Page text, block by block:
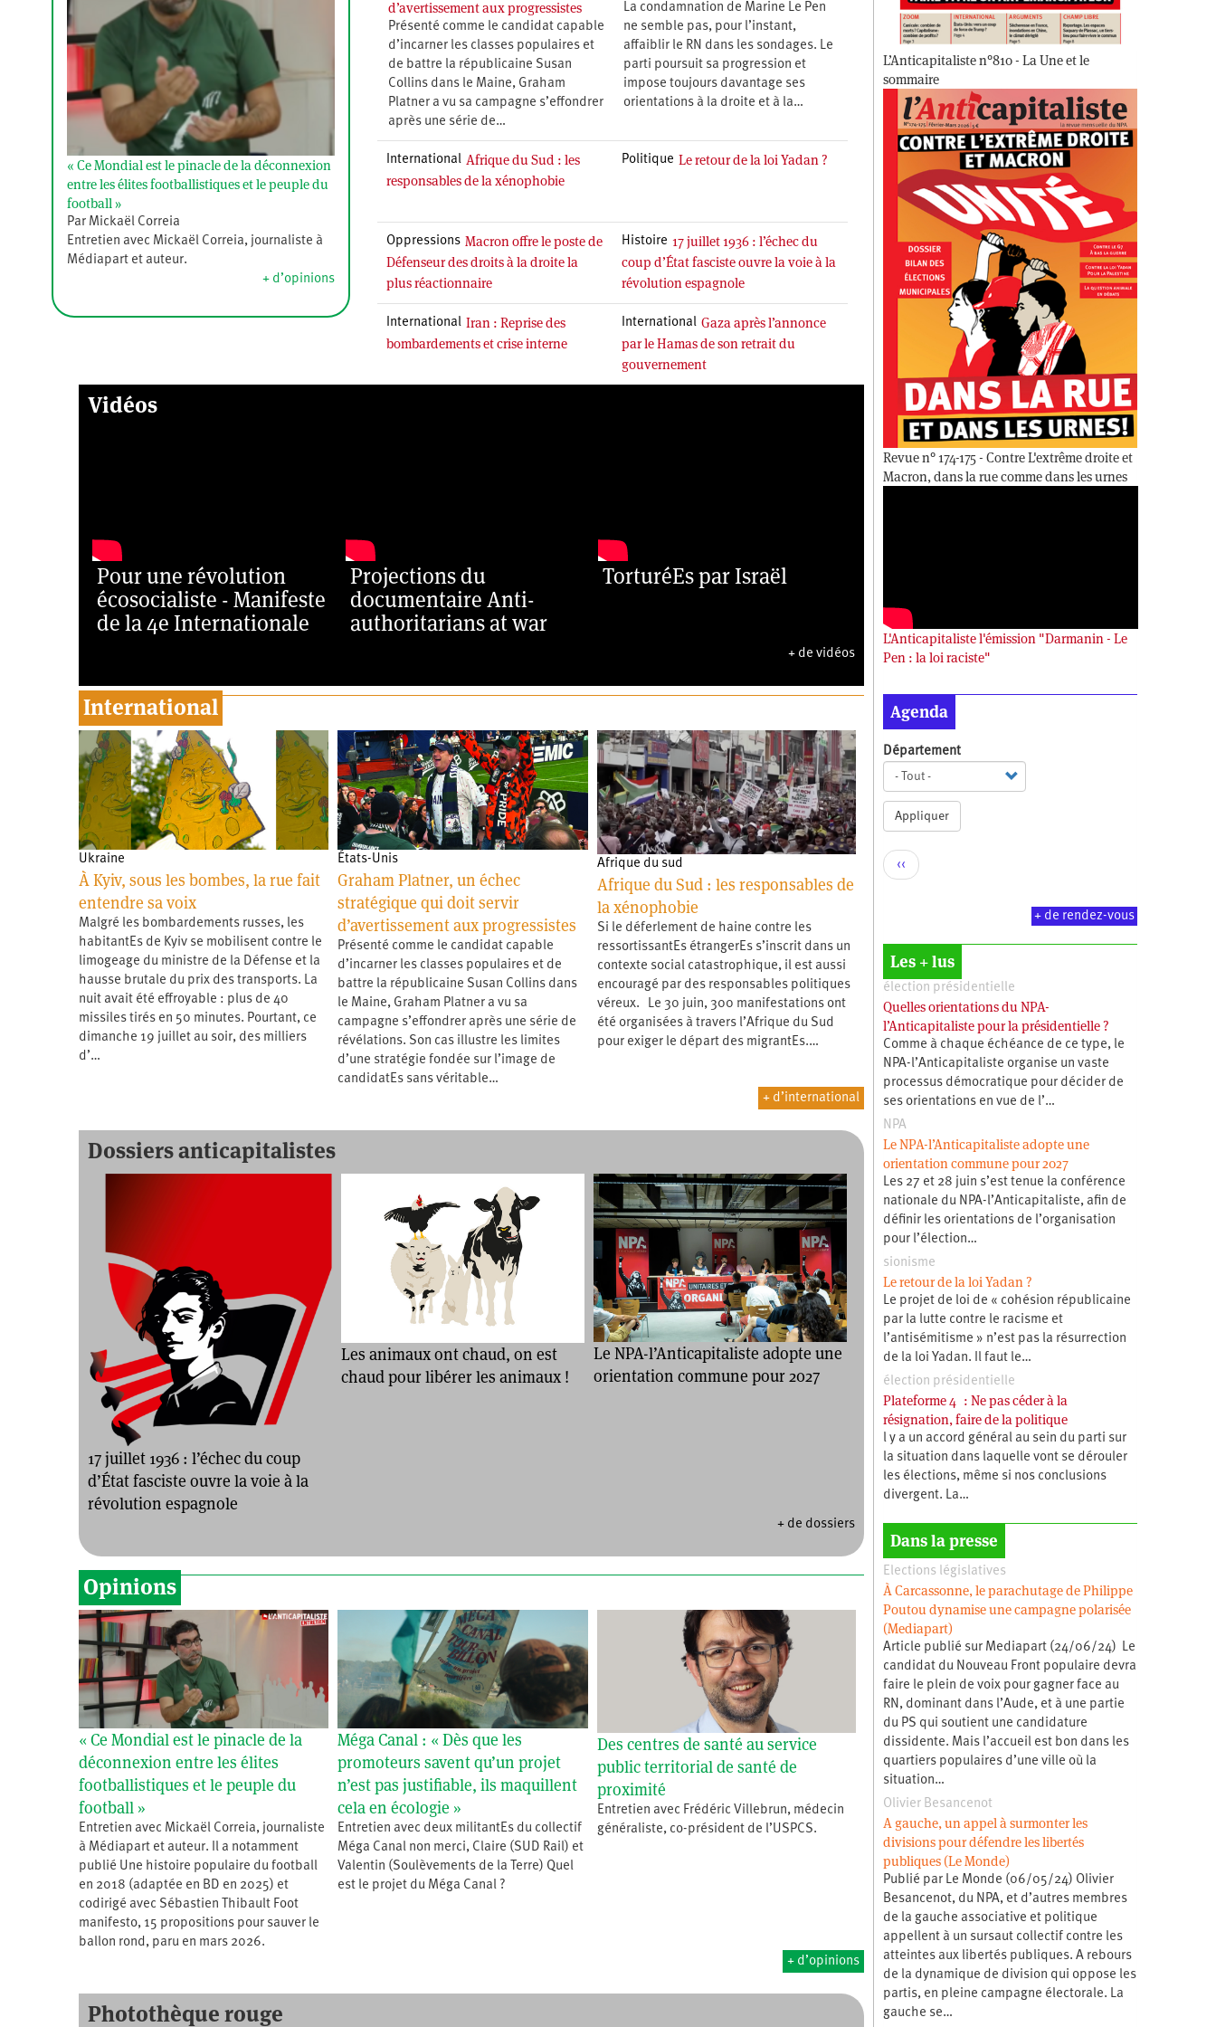
« Ce Mondial est le pinacle de la déconnexion
entre les élites footballistiques et le peuple du
football »
Par Mickaël Correia
Entretien avec Mickaël Correia, journaliste à
Médiapart et auteur.
+ d’opinions
d’avertissement aux progressistes
Présenté comme le candidat capable
d’incarner les classes populaires et
de battre la républicaine Susan
Collins dans le Maine, Graham
Platner a vu sa campagne s’effondrer
après une série de…
La condamnation de Marine Le Pen
ne semble pas, pour l’instant,
affaiblir le RN dans les sondages. Le
parti poursuit sa progression et
impose toujours davantage ses
orientations à la droite et à la…
International Afrique du Sud : les
responsables de la xénophobie
Politique Le retour de la loi Yadan ?
Oppressions Macron offre le poste de
Défenseur des droits à la droite la
plus réactionnaire
Histoire 17 juillet 1936 : l’échec du
coup d’État fasciste ouvre la voie à la
révolution espagnole
International Iran : Reprise des
bombardements et crise interne
International Gaza après l’annonce
par le Hamas de son retrait du
gouvernement
Vidéos
Pour une révolution
écosocialiste - Manifeste
de la 4e Internationale
Projections du
documentaire Anti-
authoritarians at war
TorturéEs par Israël
+ de vidéos
International
Ukraine
À Kyiv, sous les bombes, la rue fait
entendre sa voix
Malgré les bombardements russes, les
habitantEs de Kyiv se mobilisent contre le
limogeage du ministre de la Défense et la
hausse brutale du prix des transports. La
nuit avait été effroyable : plus de 40
missiles tirés en 50 minutes. Pourtant, ce
dimanche 19 juillet au soir, des milliers
d’…
États-Unis
Graham Platner, un échec
stratégique qui doit servir
d’avertissement aux progressistes
Présenté comme le candidat capable
d’incarner les classes populaires et de
battre la républicaine Susan Collins dans
le Maine, Graham Platner a vu sa
campagne s’effondrer après une série de
révélations. Son cas illustre les limites
d’une stratégie fondée sur l’image de
candidatEs sans véritable…
Afrique du sud
Afrique du Sud : les responsables de
la xénophobie
Si le déferlement de haine contre les
ressortissantEs étrangerEs s’inscrit dans un
contexte social catastrophique, il est aussi
encouragé par des responsables politiques
véreux. Le 30 juin, 300 manifestations ont
été organisées à travers l’Afrique du Sud
pour exiger le départ des migrantEs.…
+ d’international
Dossiers anticapitalistes
17 juillet 1936 : l’échec du coup
d’État fasciste ouvre la voie à la
révolution espagnole
Les animaux ont chaud, on est
chaud pour libérer les animaux !
Le NPA-l’Anticapitaliste adopte une
orientation commune pour 2027
+ de dossiers
Opinions
« Ce Mondial est le pinacle de la
déconnexion entre les élites
footballistiques et le peuple du
football »
Entretien avec Mickaël Correia, journaliste
à Médiapart et auteur. Il a notamment
publié Une histoire populaire du football
en 2018 (adaptée en BD en 2025) et
codirigé avec Sébastien Thibault Foot
manifesto, 15 propositions pour sauver le
ballon rond, paru en mars 2026.
Méga Canal : « Dès que les
promoteurs savent qu’un projet
n’est pas justifiable, ils maquillent
cela en écologie »
Entretien avec deux militantEs du collectif
Méga Canal non merci, Claire (SUD Rail) et
Valentin (Soulèvements de la Terre) Quel
est le projet du Méga Canal ?
Des centres de santé au service
public territorial de santé de
proximité
Entretien avec Frédéric Villebrun, médecin
généraliste, co-président de l’USPCS.
+ d’opinions
Photothèque rouge
L’Anticapitaliste n°810 - La Une et le
sommaire
Revue n° 174-175 - Contre L'extrême droite et
Macron, dans la rue comme dans les urnes
L'Anticapitaliste l'émission "Darmanin - Le
Pen : la loi raciste"
Agenda
Département
Appliquer
Pagination
Page
précédente
‹‹
+ de rendez-vous
Les + lus
élection présidentielle
Quelles orientations du NPA-
l’Anticapitaliste pour la présidentielle ?
Comme à chaque échéance de ce type, le
NPA-l’Anticapitaliste organise un vaste
processus démocratique pour décider de
ses orientations en vue de l’…
NPA
Le NPA-l’Anticapitaliste adopte une
orientation commune pour 2027
Les 27 et 28 juin s’est tenue la conférence
nationale du NPA-l’Anticapitaliste, afin de
définir les orientations de l’organisation
pour l’élection…
sionisme
Le retour de la loi Yadan ?
Le projet de loi de « cohésion républicaine
par la lutte contre le racisme et
l’antisémitisme » n’est pas la résurrection
de la loi Yadan. Il faut le…
élection présidentielle
Plateforme 4 : Ne pas céder à la
résignation, faire de la politique
l y a un accord général au sein du parti sur
la situation dans laquelle vont se dérouler
les élections, même si nos conclusions
divergent. La…
Dans la presse
Elections législatives
À Carcassonne, le parachutage de Philippe
Poutou dynamise une campagne polarisée
(Mediapart)
Article publié sur Mediapart (24/06/24) Le
candidat du Nouveau Front populaire devra
faire le plein de voix pour gagner face au
RN, dominant dans l’Aude, et à une partie
du PS qui soutient une candidature
dissidente. Mais l’accueil est bon dans les
quartiers populaires d’une ville où la
situation…
Olivier Besancenot
A gauche, un appel à surmonter les
divisions pour défendre les libertés
publiques (Le Monde)
Publié par Le Monde (06/05/24) Olivier
Besancenot, du NPA, et d’autres membres
de la gauche associative et politique
appellent à un sursaut collectif contre les
atteintes aux libertés publiques. A rebours
de la dynamique de division qui oppose les
partis, en pleine campagne électorale. La
gauche se…